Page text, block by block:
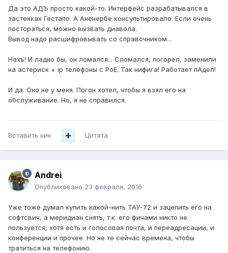
Да это АДЪ просто какой-то. Интерфейс разрабатывался в
застенках Гестапо. А Аненербе консультировало. Если очень
постораться, можно вызвать диавола.
Вывод надо расшифровывать со справочником...
Нахъ! И ладно бы, он ломался... Сломался, погорел, заменили
на астериск + ip телефоны с PoE. Так нифига! Работает пАдел!
И да. Оно не у меня. Погон хотел, чтобы я взял его на
обслуживание. Но, я не справился.
Вставить ник Цитата
Andrei
Опубликовано 23 февраля, 2016
Уже тоже думал купить какой-нить ТАУ-72 и зацепить его на
софтсвич, а меридиан снять, т.к. его фичами никто не
пользуется, хотя есть и голосовая почта, и переадресации, и
конференции и прочее. Но не те сейчас времена, чтобы
тратиться на телефонию.